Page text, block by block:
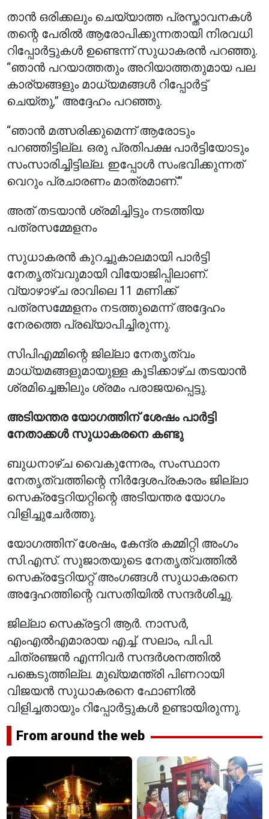
താൻ ഒരിക്കലും ചെയ്യാത്ത പ്രസ്താവനകൾ
തന്റെ പേരിൽ ആരോപിക്കുന്നതായി നിരവധി
റിപ്പോർട്ടുകൾ ഉണ്ടെന്ന് സുധാകരൻ പറഞ്ഞു.
“ഞാൻ പറയാത്തതും അറിയാത്തതുമായ പല
കാര്യങ്ങളും മാധ്യമങ്ങൾ റിപ്പോർട്ട്
ചെയ്തു,” അദ്ദേഹം പറഞ്ഞു.
“ഞാൻ മത്സരിക്കുമെന്ന് ആരോടും
പറഞ്ഞിട്ടില്ല. ഒരു പ്രതിപക്ഷ പാർട്ടിയോടും
സംസാരിച്ചിട്ടില്ല. ഇപ്പോൾ സംഭവിക്കുന്നത്
വെറും പ്രചാരണം മാത്രമാണ്.”
അത് തടയാൻ ശ്രമിച്ചിട്ടും നടത്തിയ
പത്രസമ്മേളനം
സുധാകരൻ കുറച്ചുകാലമായി പാർട്ടി
നേതൃത്വവുമായി വിയോജിപ്പിലാണ്.
വ്യാഴാഴ്ച രാവിലെ 11 മണിക്ക്
പത്രസമ്മേളനം നടത്തുമെന്ന് അദ്ദേഹം
നേരത്തെ പ്രഖ്യാപിച്ചിരുന്നു.
സിപിഎമ്മിന്റെ ജില്ലാ നേതൃത്വം
മാധ്യമങ്ങളുമായുള്ള കൂടിക്കാഴ്ച തടയാൻ
ശ്രമിച്ചെങ്കിലും ശ്രമം പരാജയപ്പെട്ടു.
അടിയന്തര യോഗത്തിന് ശേഷം പാർട്ടി
നേതാക്കൾ സുധാകരനെ കണ്ടു
ബുധനാഴ്ച വൈകുന്നേരം, സംസ്ഥാന
നേതൃത്വത്തിന്റെ നിർദ്ദേശപ്രകാരം ജില്ലാ
സെക്രട്ടേറിയറ്റിന്റെ അടിയന്തര യോഗം
വിളിച്ചുചേർത്തു.
യോഗത്തിന് ശേഷം, കേന്ദ്ര കമ്മിറ്റി അംഗം
സി.എസ്. സുജാതയുടെ നേതൃത്വത്തിൽ
സെക്രട്ടേറിയറ്റ് അംഗങ്ങൾ സുധാകരനെ
അദ്ദേഹത്തിന്റെ വസതിയിൽ സന്ദർശിച്ചു.
ജില്ലാ സെക്രട്ടറി ആർ. നാസർ,
എംഎൽഎമാരായ എച്ച്. സലാം, പി.പി.
ചിത്രഞ്ജൻ എന്നിവർ സന്ദർശനത്തിൽ
പങ്കെടുത്തില്ല. മുഖ്യമന്ത്രി പിണറായി
വിജയൻ സുധാകരനെ ഫോണിൽ
വിളിച്ചതായും റിപ്പോർട്ടുകൾ ഉണ്ടായിരുന്നു.
From around the web